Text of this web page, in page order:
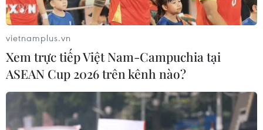
vietnamplus.vn
Xem trực tiếp Việt Nam-Campuchia tại
ASEAN Cup 2026 trên kênh nào?